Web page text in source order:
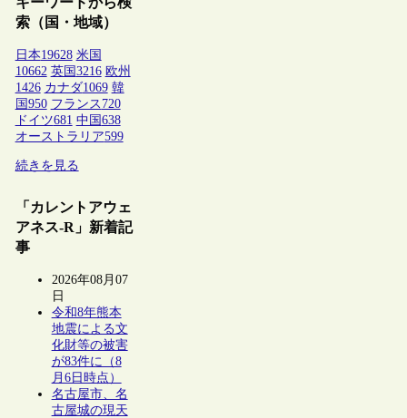
索（国・地域）
日本19628 米国
10662 英国 3216 欧州
1426 カナダ1069 韓
国 950 フランス 720
ドイツ681 中国 638
オーストラリア599
続きを見る
「カレントアウェ
アネス-R」新着記
事
2026年08月07
日
令和8年熊本
地震による文
化財等の被害
が83件に（8
月6日時点）
名古屋市、名
古屋城の現天